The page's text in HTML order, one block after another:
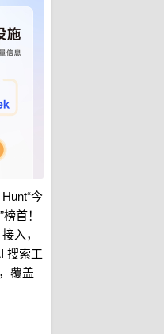
今
首！
入，
搜索工
覆盖